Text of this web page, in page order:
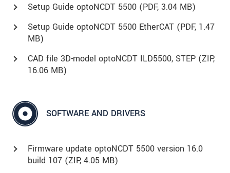
Setup Guide optoNCDT 5500 (PDF, 3.04 MB)
Setup Guide optoNCDT 5500 EtherCAT (PDF, 1.47
MB)
CAD file 3D-model optoNCDT ILD5500, STEP (ZIP,
16.06 MB)
SOFTWARE AND DRIVERS
Firmware update optoNCDT 5500 version 16.0
build 107 (ZIP, 4.05 MB)